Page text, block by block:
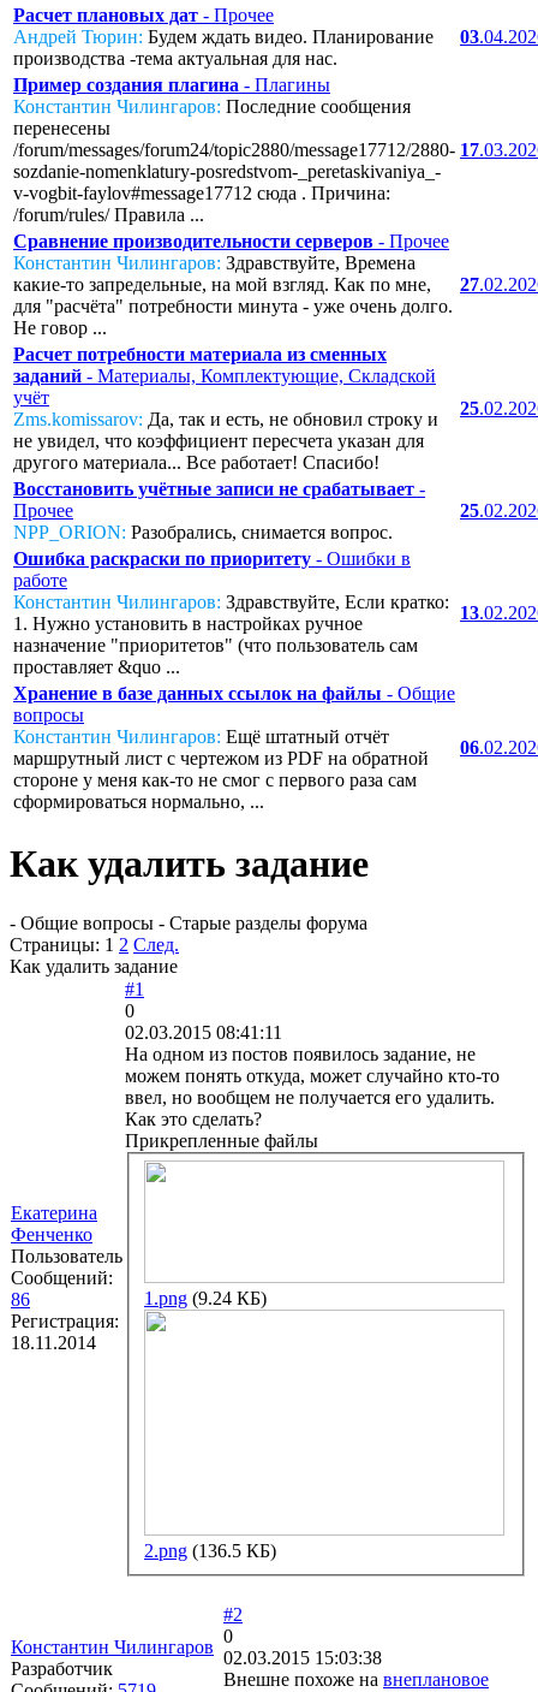
Расчет плановых дат - Прочее
Андрей Тюрин: Будем ждать видео. Планирование
производства -тема актуальная для нас.
03
Пример создания плагина - Плагины
Константин Чилингаров: Последние сообщения
перенесены
/forum/messages/forum24/topic2880/message17712/2880-
sozdanie-nomenklatury-posredstvom-_peretaskivaniya_-
v-vogbit-faylov#message17712 сюда . Причина:
/forum/rules/ Правила ...
17
Сравнение производительности серверов - Прочее
Константин Чилингаров: Здравствуйте, Времена
какие-то запредельные, на мой взгляд. Как по мне,
для "расчёта" потребности минута - уже очень долго.
Не говор ...
27
Расчет потребности материала из сменных
заданий - Материалы, Комплектующие, Складской
учёт
Zms.komissarov: Да, так и есть, не обновил строку и
не увидел, что коэффициент пересчета указан для
другого материала... Все работает! Спасибо!
25
Восстановить учётные записи не срабатывает -
Прочее
NPP_ORION: Разобрались, снимается вопрос.
25
Ошибка раскраски по приоритету - Ошибки в
работе
Константин Чилингаров: Здравствуйте, Если кратко:
1. Нужно установить в настройках ручное
назначение "приоритетов" (что пользователь сам
проставляет &quo ...
13
Хранение в базе данных ссылок на файлы - Общие
вопросы
Константин Чилингаров: Ещё штатный отчёт
маршрутный лист с чертежом из PDF на обратной
стороне у меня как-то не смог с первого раза сам
сформироваться нормально, ...
06
Как удалить задание
- Общие вопросы - Старые разделы форума
Страницы: 1 2 След.
Как удалить задание
Екатерина
Фенченко
Пользователь
Сообщений:
86
Регистрация:
18.11.2014
#1
0
02.03.2015 08:41:11
На одном из постов появилось задание, не
можем понять откуда, может случайно кто-то
ввел, но вообщем не получается его удалить.
Как это сделать?
Прикрепленные файлы
1.png (9.24 КБ)
2.png (136.5 КБ)
Константин Чилингаров
Разработчик
#2
0
02.03.2015 15:03:38
Внешне похоже на внеплановое